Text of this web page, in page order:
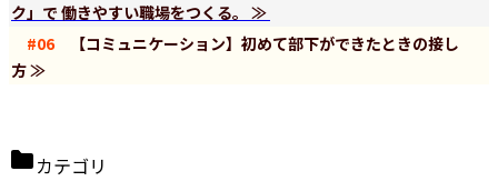
ク」で 働きやすい職場をつくる。 ≫
#06
【コミュニケーション】初めて部下ができたときの接し
方 ≫
カテゴリ